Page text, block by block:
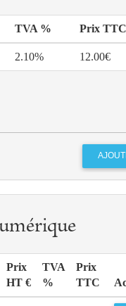
TVA % Prix
2.10% 12.00€
Prix
HT €
TVA
%
Prix
TTC